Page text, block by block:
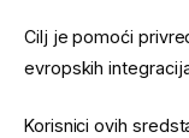
Cilj je pomoći
evropskih
Korisnici ovih